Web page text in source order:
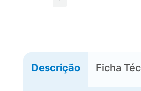
Descrição Ficha